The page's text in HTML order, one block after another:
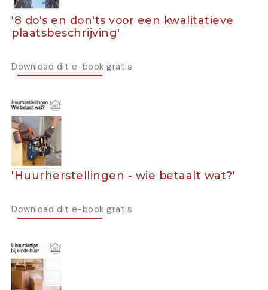
'8 do's en don'ts voor een kwalitatieve
plaatsbeschrijving'
Download dit e-book gratis
'Huurherstellingen - wie betaalt wat?'
Download dit e-book gratis